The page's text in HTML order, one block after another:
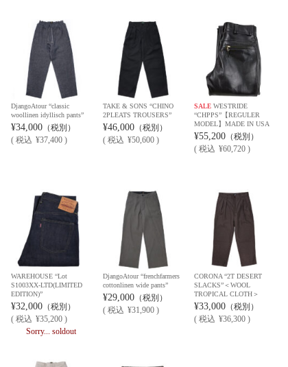
DjangoAtour “classic
woollinen idyllisch pants”
¥34,000 （税別）
(税込 ¥37,400 )
TAKE & SONS “CHINO
2PLEATS TROUSERS”
¥46,000（税別）
( 税込 ¥50,600 )
SALEWESTRIDE
“CHPPS”【REGULER
MODEL】MADE IN USA
¥55,200（税別）
( 税込 ¥60,720 )
WAREHOUSE “Lot
S1003XX-LTD(LIMITED
EDITION)”
¥32,000 （税別）
(税込 ¥35,200 )
Sorry... soldout
DjangoAtour “frenchfarmers
cottonlinen wide pants”
¥29,000（税別）
( 税込 ¥31,900 )
CORONA “2T DESERT
SLACKS”＜WOOL
TROPICAL CLOTH＞
¥33,000（税別）
( 税込 ¥36,300 )